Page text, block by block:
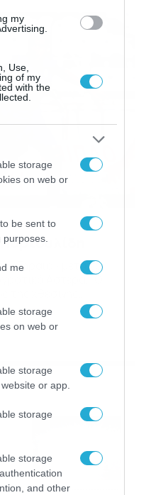
my
Use,
of my
with the
storage
on web or
be sent to
me
storage
on web or
storage
or app.
storage
storage
and other
τα αποτελέσματα της
πρόβλημα. Μέσα στις
«Γηραιό» μετά το
Αστέρα… Ο
Αστέρα υπέστη
εκτιμήσεις
Ο αγώνας με την ΑΕΛ
της σημερινής ημέρας